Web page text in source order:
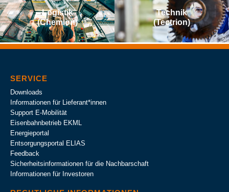
Logistik
(Chemion)
Technik
(Tectrion)
SERVICE
Downloads
Informationen für Lieferant*innen
Support E-Mobilität
Eisenbahnbetrieb EKML
Energieportal
Entsorgungsportal ELIAS
Feedback
Sicherheitsinformationen für die Nachbarschaft
Informationen für Investoren